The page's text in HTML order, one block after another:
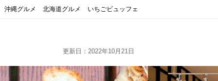
沖縄グルメ 北海道グルメ いちごビュッフェ
更新日：2022年10月21日